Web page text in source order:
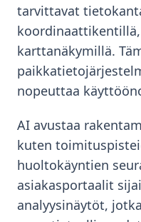
tarvittavat
karttanäkymillä.
nopeuttaa
AI avustaa
kuten
huoltokäyntien
asiakasportaalit
analyysinäytöt,